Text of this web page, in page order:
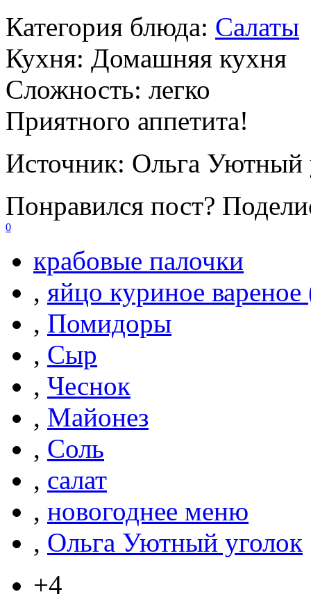
Категория блюда: Салаты
Кухня: Домашняя кухня
Сложность: легко
Приятного аппетита!
Источник: Ольга Уютный
Понравился пост?
0
крабовые палочки
, яйцо куриное
, Помидоры
, Сыр
, Чеснок
, Майонез
, Соль
, салат
, новогоднее меню
, Ольга Уютный уголок
+4